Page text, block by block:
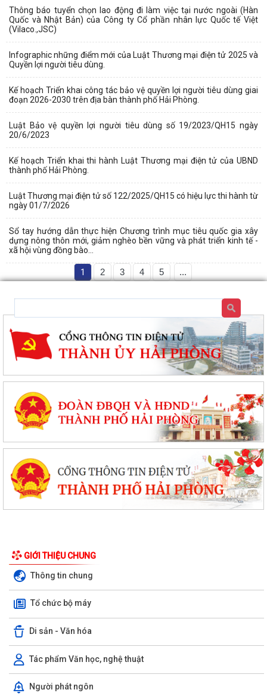
Thông báo tuyển chọn lao động đi làm việc tại nước ngoài (Hàn
Quốc và Nhật Bản) của Công ty Cổ phần nhân lực Quốc tế Việt
(Vilaco.,JSC)
Infographic những điểm mới của Luật Thương mại điện tử 2025 và
Quyền lợi người tiêu dùng.
Kế hoạch Triển khai công tác bảo vệ quyền lợi người tiêu dùng giai
đoạn 2026-2030 trên địa bàn thành phố Hải Phòng.
Luật Bảo vệ quyền lợi người tiêu dùng số 19/2023/QH15 ngày
20/6/2023
Kế hoạch Triển khai thi hành Luật Thương mại điện tử của UBND
thành phố Hải Phòng.
Luật Thương mại điện tử số 122/2025/QH15 có hiệu lực thi hành từ
ngày 01/7/2026
Sổ tay hướng dẫn thực hiện Chương trình mục tiêu quốc gia xây
dựng nông thôn mới, giảm nghèo bền vững và phát triển kinh tế -
xã hội vùng đồng bào...
1 2 3 4 5 ...
GIỚI THIỆU CHUNG
Thông tin chung
Tổ chức bộ máy
Di sản - Văn hóa
Tác phẩm Văn học, nghệ thuật
Người phát ngôn
kỳ xét thăng hạng chức danh...